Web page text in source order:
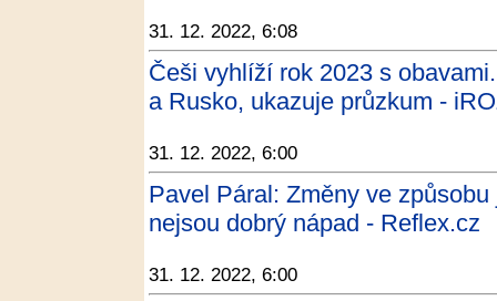
31. 12. 2022, 6:08
Češi vyhlíží rok 2023 s
a Rusko, ukazuje průzkum -
31. 12. 2022, 6:00
Pavel Páral: Změny ve
nejsou dobrý nápad - Reflex.cz
31. 12. 2022, 6:00